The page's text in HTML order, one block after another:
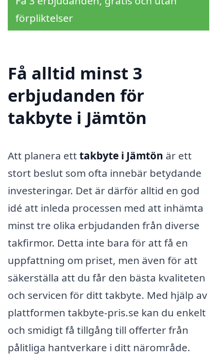
förpliktelser
Få alltid minst 3
erbjudanden för
takbyte i Jämtön
Att planera ett takbyte i Jämtön är ett
stort beslut som ofta innebär betydande
investeringar. Det är därför alltid en god
idé att inleda processen med att inhämta
minst tre olika erbjudanden från diverse
takfirmor. Detta inte bara för att få en
uppfattning om priset, men även för att
säkerställa att du får den bästa kvaliteten
och servicen för ditt takbyte. Med hjälp av
plattformen takbyte-pris.se kan du enkelt
och smidigt få tillgång till offerter från
pålitliga hantverkare i ditt närområde.